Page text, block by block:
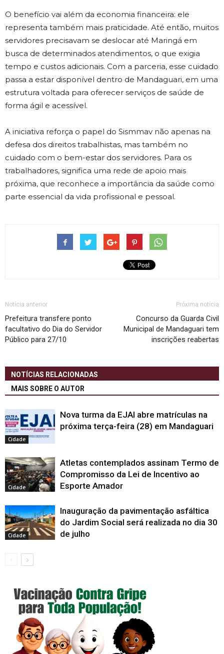
O benefício vai além da economia financeira: ele
representa também mais praticidade. Até então, muitos
servidores precisavam se deslocar até Maringá em
busca de determinados atendimentos, o que exigia
tempo e custos adicionais. Com a parceria, esse cuidado
passa a estar disponível dentro de Mandaguari, em uma
estrutura voltada para oferecer serviços de saúde de
forma ágil e acessível.
A iniciativa reforça o papel do Sismmav não apenas na
defesa dos direitos trabalhistas, mas também no
cuidado com o bem-estar dos servidores. Para os
trabalhadores, significa uma rede de apoio mais
próxima, que reconhece a importância da saúde como
parte essencial da vida profissional e pessoal.
Notícia anterior
Prefeitura transfere ponto
facultativo do Dia do Servidor
Público para 27/10
Próxima notícia
Concurso da Guarda Civil
Municipal de Mandaguari tem
inscrições reabertas
NOTÍCIAS RELACIONADAS
MAIS SOBRE O AUTOR
Cidade
Nova turma da EJAI abre matrículas na
próxima terça-feira (28) em Mandaguari
Cidade
Atletas contemplados assinam Termo de
Compromisso da Lei de Incentivo ao
Esporte Amador
Cidade
Inauguração da pavimentação asfáltica
do Jardim Social será realizada no dia 30
de julho